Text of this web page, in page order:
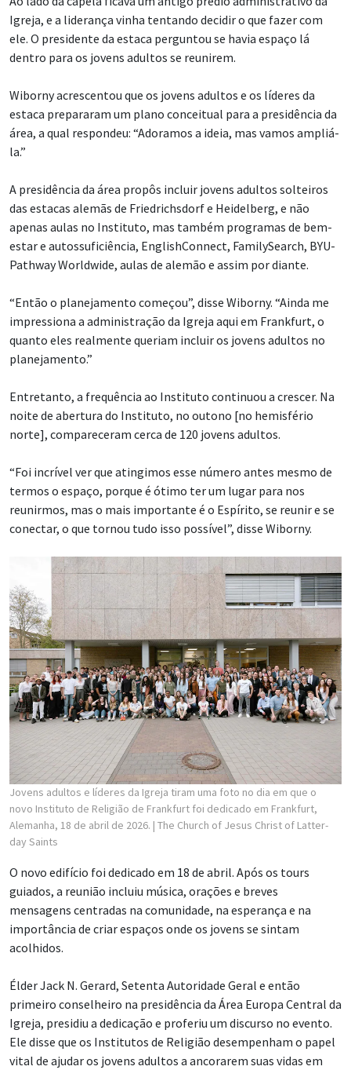
Igreja, e a liderança vinha tentando decidir o que fazer com
ele. O presidente da estaca perguntou se havia espaço lá
dentro para os jovens adultos se reunirem.
Wiborny acrescentou que os jovens adultos e os líderes da
estaca prepararam um plano conceitual para a presidência da
área, a qual respondeu: “Adoramos a ideia, mas vamos ampliá-
la.”
A presidência da área propôs incluir jovens adultos solteiros
das estacas alemãs de Friedrichsdorf e Heidelberg, e não
apenas aulas no Instituto, mas também programas de bem-
estar e autossuficiência, EnglishConnect, FamilySearch, BYU-
Pathway Worldwide, aulas de alemão e assim por diante.
“Então o planejamento começou”, disse Wiborny. “Ainda me
impressiona a administração da Igreja aqui em Frankfurt, o
quanto eles realmente queriam incluir os jovens adultos no
planejamento.”
Entretanto, a frequência ao Instituto continuou a crescer. Na
noite de abertura do Instituto, no outono [no hemisfério
norte], compareceram cerca de 120 jovens adultos.
“Foi incrível ver que atingimos esse número antes mesmo de
termos o espaço, porque é ótimo ter um lugar para nos
reunirmos, mas o mais importante é o Espírito, se reunir e se
conectar, o que tornou tudo isso possível”, disse Wiborny.
Jovens adultos e líderes da Igreja tiram uma foto no dia em que o
novo Instituto de Religião de Frankfurt foi dedicado em Frankfurt,
Alemanha, 18 de abril de 2026. | The Church of Jesus Christ of Latter-
day Saints
O novo edifício foi dedicado em 18 de abril. Após os tours
guiados, a reunião incluiu música, orações e breves
mensagens centradas na comunidade, na esperança e na
importância de criar espaços onde os jovens se sintam
acolhidos.
Élder Jack N. Gerard, Setenta Autoridade Geral e então
primeiro conselheiro na presidência da Área Europa Central da
Igreja, presidiu a dedicação e proferiu um discurso no evento.
Ele disse que os Institutos de Religião desempenham o papel
vital de ajudar os jovens adultos a ancorarem suas vidas em